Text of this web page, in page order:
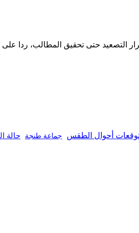
التصعيد حتى تحقيق المطالب، ردا
أحوال الطقس جماعة طنجة حالة